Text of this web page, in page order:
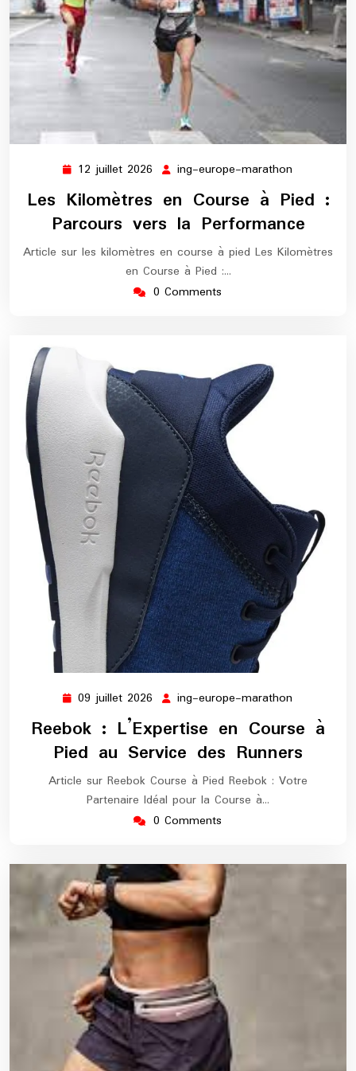
12 juillet 2026 12
2026
ing-europe-marathon
europe-
marathon
Les Kilomètres en Course à Pied :
Parcours vers la Performance
Article sur les kilomètres en course à pied Les Kilomètres
en Course à Pied :…
0 Comments
09 juillet 2026 09
2026
ing-europe-marathon
europe-
marathon
Reebok : L’Expertise en Course à
Pied au Service des Runners
Article sur Reebok Course à Pied Reebok : Votre
Partenaire Idéal pour la Course à…
0 Comments